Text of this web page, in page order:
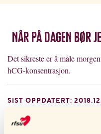
Når på dagen bør
Det sikreste er å måle
hCG-konsentrasjon.
SIST OPPDATERT: